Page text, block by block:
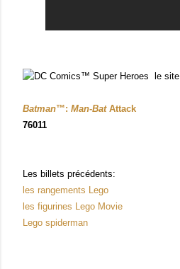
le site
Batman™: Man-BatAttack
76011
Les billets précédents:
les rangements Lego
les figurines Lego Movie
Lego spiderman